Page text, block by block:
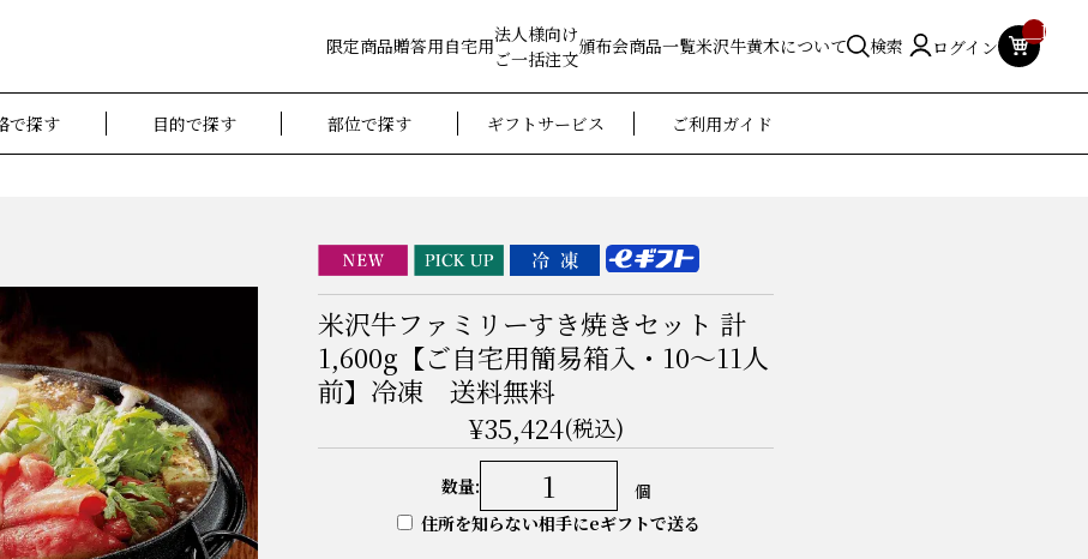
限定商品贈答用自宅用
法人様向け
ご一括注文
頒布会商品一覧米沢牛黄木について 検索 ログイン
で探す 目的で探す 部位で探す ギフトサービス ご利用ガイド
米沢牛ファミリーすき焼きセット 計
1,600g【ご自宅用簡易箱入・10〜11人
前】冷凍 送料無料
¥35,424(税込)
数量:
個
住所を知らない相手にeギフトで送る